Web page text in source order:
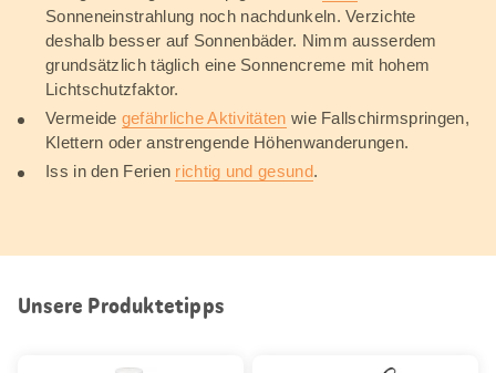
Sonneneinstrahlung noch nachdunkeln. Verzichte
deshalb besser auf Sonnenbäder. Nimm ausserdem
grundsätzlich täglich eine Sonnencreme mit hohem
Lichtschutzfaktor.
Vermeide gefährliche Aktivitäten wie Fallschirmspringen,
Klettern oder anstrengende Höhenwanderungen.
Iss in den Ferien richtig und gesund.
Unsere Produktetipps